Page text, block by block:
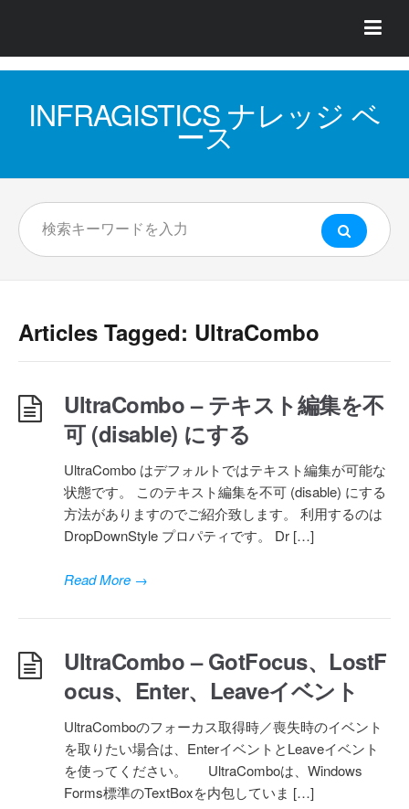
INFRAGISTICS ナレッジ ベ
ース
Articles Tagged: UltraCombo
UltraCombo – テキスト編集を不
可 (disable) にする
UltraCombo はデフォルトではテキスト編集が可能な
状態です。 このテキスト編集を不可 (disable) にする
方法がありますのでご紹介致します。 利用するのは
DropDownStyle プロパティです。 Dr […]
Read More →
UltraCombo – GotFocus、LostF
ocus、Enter、Leaveイベント
UltraComboのフォーカス取得時／喪失時のイベント
を取りたい場合は、EnterイベントとLeaveイベント
を使ってください。 UltraComboは、Windows
Forms標準のTextBoxを内包していま […]